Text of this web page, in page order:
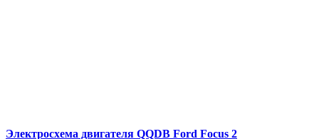
Электросхема двигателя QQDB Ford Focus 2